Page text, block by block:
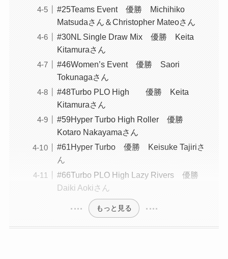
#25Teams Event 優勝 Michihiko
Matsudaさん＆Christopher Mateoさん
#30NL Single Draw Mix 優勝 Keita
Kitamuraさん
#46Women’s Event 優勝 Saori
Tokunagaさん
#48Turbo PLO High 優勝 Keita
Kitamuraさん
#59Hyper Turbo High Roller 優勝
Kotaro Nakayamaさん
#61Hyper Turbo 優勝 Keisuke Tajiriさ
ん
#66Turbo PLO High Lazy Rivers 優勝
Daiki Aokiさん
もっと見る